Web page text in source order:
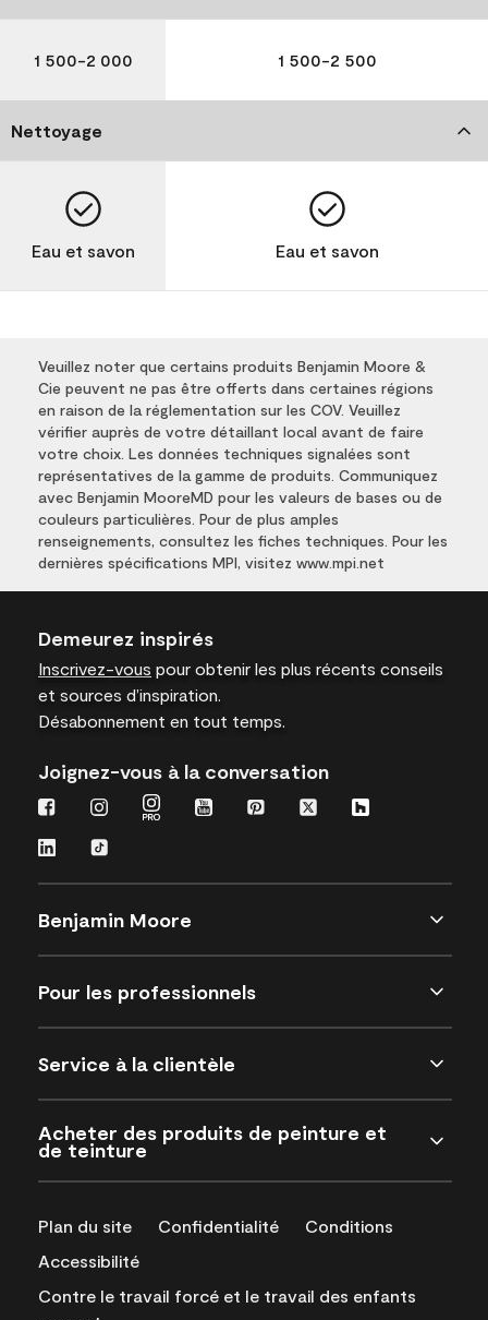
1 500-2 000 1 500-2 500
Nettoyage
Eau et savon Eau et savon
Veuillez noter que certains produits Benjamin Moore &
Cie peuvent ne pas être offerts dans certaines régions
en raison de la réglementation sur les COV. Veuillez
vérifier auprès de votre détaillant local avant de faire
votre choix. Les données techniques signalées sont
représentatives de la gamme de produits. Communiquez
avec Benjamin MooreMD pour les valeurs de bases ou de
couleurs particulières. Pour de plus amples
renseignements, consultez les fiches techniques. Pour les
dernières spécifications MPI, visitez www.mpi.net
Demeurez inspirés
Inscrivez-vous pour obtenir les plus récents conseils
et sources d’inspiration.
Désabonnement en tout temps.
Joignez-vous à la conversation
Benjamin Moore
Pour les professionnels
Service à la clientèle
Acheter des produits de peinture et
de teinture
Plan du site Confidentialité
Conditions
Accessibilité
Contre le travail forcé et le travail des enfants